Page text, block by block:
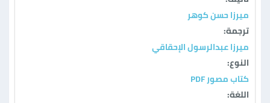
ميرزا حسن كوهر
ترجمة:
ميرزا عبدالرسول الإحقاقي
النوع:
كتاب مصور PDF
اللغة: